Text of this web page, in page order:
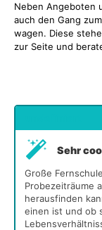
Neben Angeboten
auch den Gang zum
wagen. Diese
zur Seite und
Sehr
Große
Probezeiträume
herausfinden
einen ist und ob